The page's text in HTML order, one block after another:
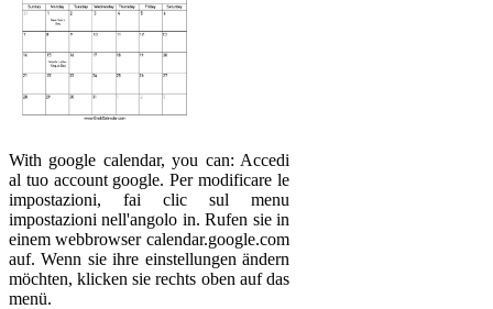
With google calendar, you can: Accedi
al tuo account google. Per modificare le
impostazioni, fai clic sul menu
impostazioni nell'angolo in. Rufen sie in
einem webbrowser calendar.google.com
auf. Wenn sie ihre einstellungen ändern
möchten, klicken sie rechts oben auf das
menü.